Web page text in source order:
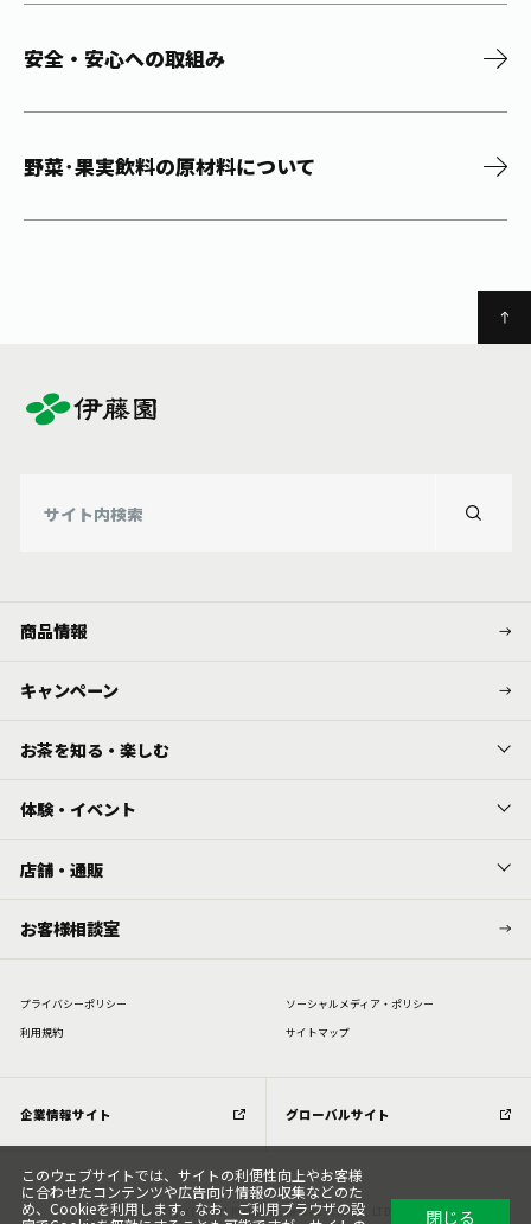
安全・安心への取組み
野菜･果実飲料の原材料について
商品情報
キャンペーン
お茶を知る・楽しむ
体験・イベント
店舗・通販
お客様相談室
プライバシーポリシー
ソーシャルメディア・ポリシー
利⽤規約
サイトマップ
企業情報サイト グローバルサイト
Copyright (C) All Rights Reserved. ITOEN, LTD.
このウェブサイトでは、サイトの利便性向上やお客様
に合わせたコンテンツや広告向け情報の収集などのた
め、Cookieを利用します。なお、ご利用ブラウザの設
閉じる